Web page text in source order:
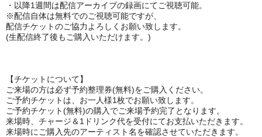
・以降1週間は配信アーカイブの録画にてご視聴可能。
※配信自体は無料でのご視聴可能ですが、
配信チケットのご協力よろしくお願い致します。
(生配信終了後もご購入いただけます。)
【チケットについて】
ご来場の方は必ず予約整理券(無料)をご購入ください。
ご予約チケットは、お一人様1枚でお願い致します。
ご予約チケット(無料)の購入でご来場予約完了となります。
来場時、チャージ＆1ドリンク代を受付にてお支払いただきます。
来場時にご購入先のアーティスト名を確認させていただきます。